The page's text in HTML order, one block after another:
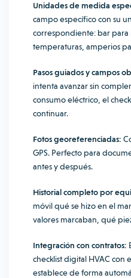
Unidades de medida
campo específico con su
correspondiente: bar para
temperaturas, amperios
Pasos guiados y campos
intenta avanzar sin
consumo eléctrico, el
continuar.
Fotos georeferenciadas:
GPS. Perfecto para
antes y después.
Historial completo por
móvil qué se hizo en el
valores marcaban, qué
Integración con contratos:
checklist digital HVAC con
establece de forma